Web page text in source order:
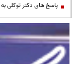
پاسخ های دکتر توکلی